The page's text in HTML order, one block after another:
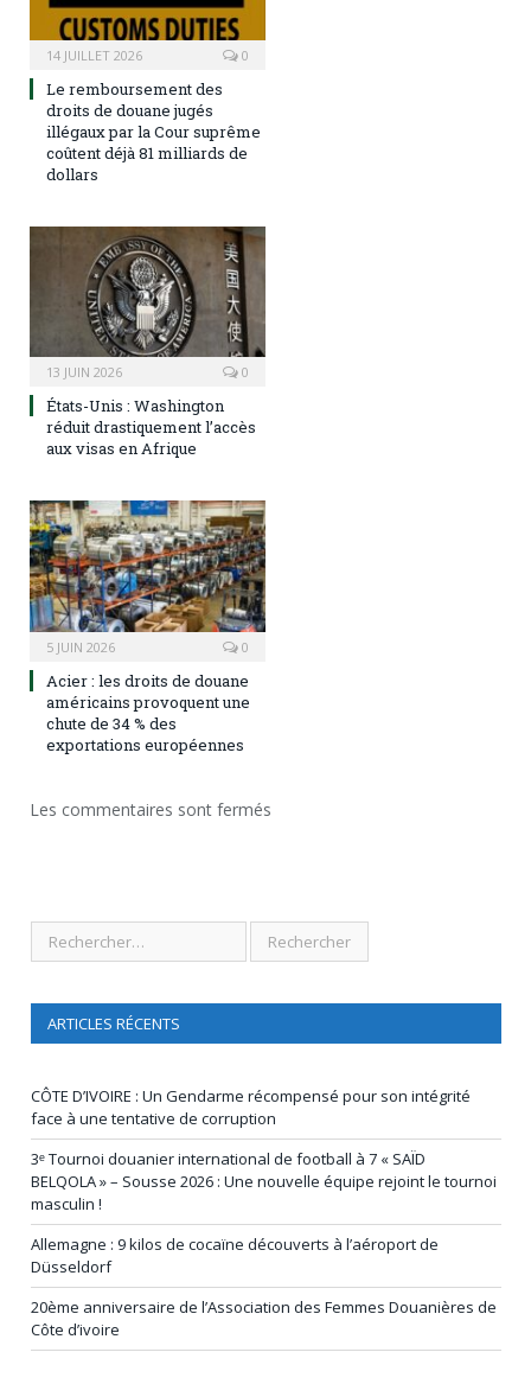
14 JUILLET 2026 0
Le remboursement des
droits de douane jugés
illégaux par la Cour suprême
coûtent déjà 81 milliards de
dollars
13 JUIN 2026 0
États-Unis : Washington
réduit drastiquement l’accès
aux visas en Afrique
5 JUIN 2026 0
Acier : les droits de douane
américains provoquent une
chute de 34 % des
exportations européennes
Les commentaires sont fermés
ARTICLES RÉCENTS
CÔTE D’IVOIRE : Un Gendarme récompensé pour son intégrité
face à une tentative de corruption
3ᵉ Tournoi douanier international de football à 7 « SAÏD
BELQOLA » – Sousse 2026 : Une nouvelle équipe rejoint le tournoi
masculin !
Allemagne : 9 kilos de cocaïne découverts à l’aéroport de
Düsseldorf
20ème anniversaire de l’Association des Femmes Douanières de
Côte d’ivoire